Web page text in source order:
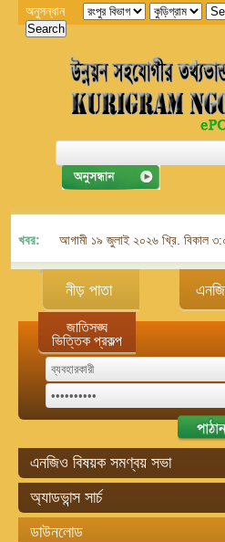
অনুসন্ধান
খবর: আগামী ১৯ জুলাই ২০২৬ খ্রি. বিকাল
নীড় পাতা
জাতিসঙ্ঘ
ভিত্তিক প্রকল্প
এনজিও বিষয়ক সমণ্বয় সভা
অ্যাডভান্স সার্চ
ডাউনলোড